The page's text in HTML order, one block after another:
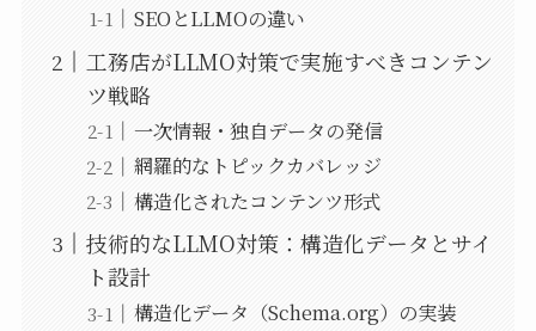
SEOとLLMOの違い
工務店がLLMO対策で実施すべきコンテン
ツ戦略
一次情報・独自データの発信
網羅的なトピックカバレッジ
構造化されたコンテンツ形式
技術的なLLMO対策：構造化データとサイ
ト設計
構造化データ（Schema.org）の実装